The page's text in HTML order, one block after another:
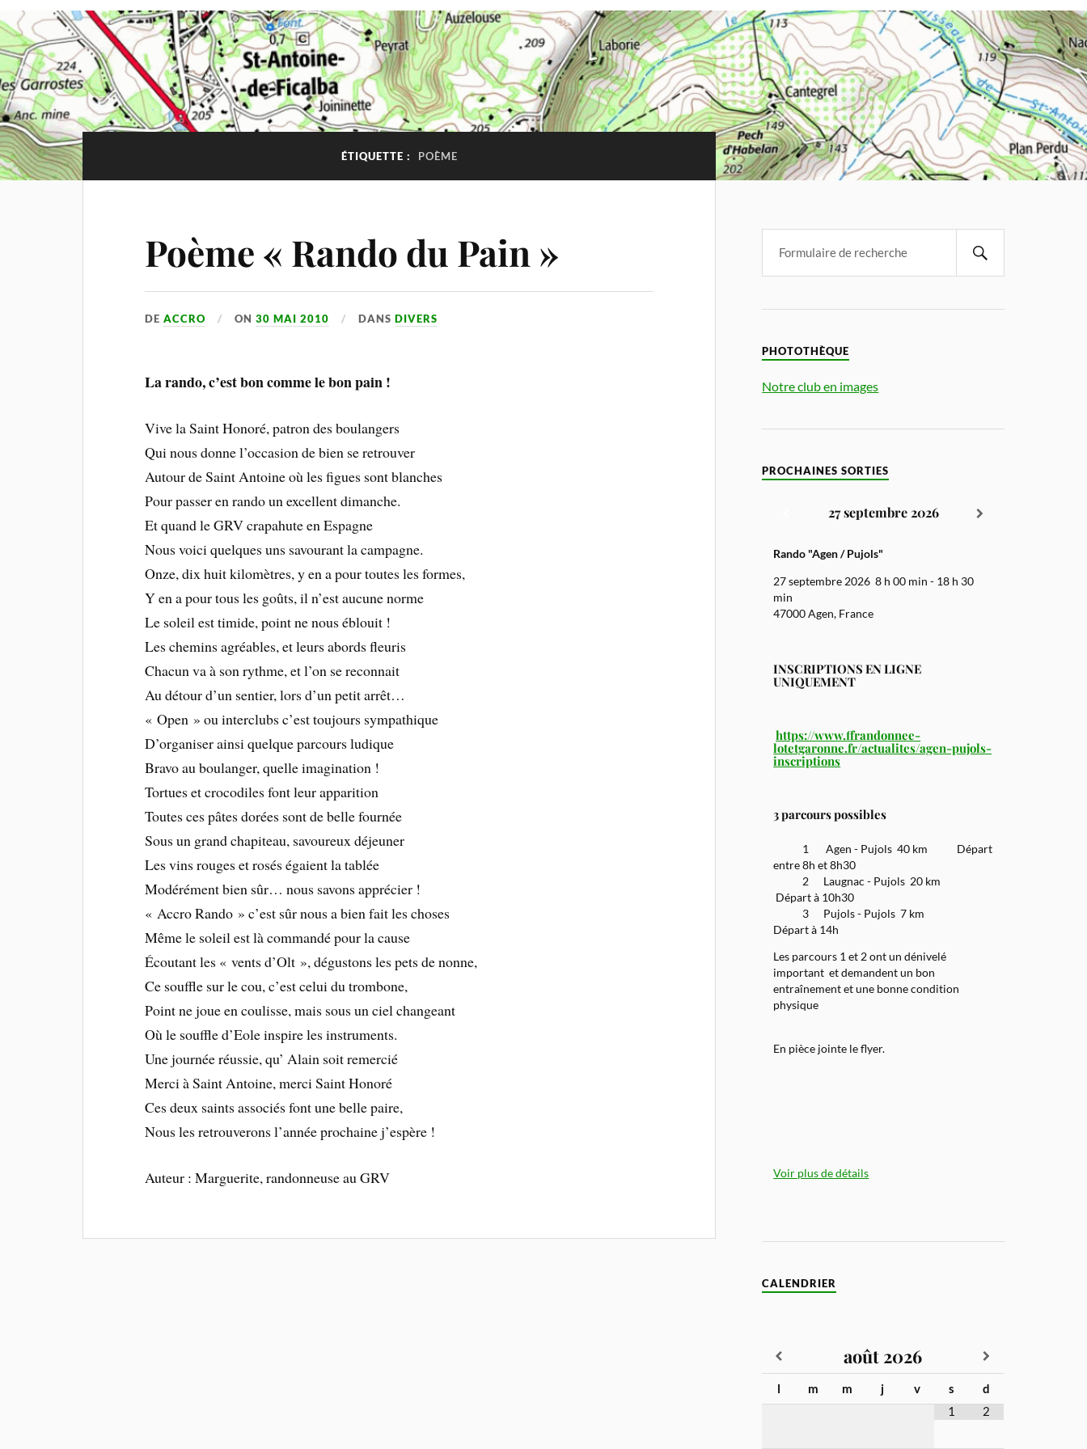
ÉTIQUETTE : POÈME
Poème « Rando du Pain »
DEACCRO ON30 MAI 2010 DANSDIVERS
La rando, c’est bon comme le bon pain !
Vive la Saint Honoré, patron des boulangers
Qui nous donne l’occasion de bien se retrouver
Autour de Saint Antoine où les figues sont blanches
Pour passer en rando un excellent dimanche.
Et quand le GRV crapahute en Espagne
Nous voici quelques uns savourant la campagne.
Onze, dix huit kilomètres, y en a pour toutes les formes,
Y en a pour tous les goûts, il n’est aucune norme
Le soleil est timide, point ne nous éblouit !
Les chemins agréables, et leurs abords fleuris
Chacun va à son rythme, et l’on se reconnait
Au détour d’un sentier, lors d’un petit arrêt…
« Open » ou interclubs c’est toujours sympathique
D’organiser ainsi quelque parcours ludique
Bravo au boulanger, quelle imagination !
Tortues et crocodiles font leur apparition
Toutes ces pâtes dorées sont de belle fournée
Sous un grand chapiteau, savoureux déjeuner
Les vins rouges et rosés égaient la tablée
Modérément bien sûr… nous savons apprécier !
« Accro Rando » c’est sûr nous a bien fait les choses
Même le soleil est là commandé pour la cause
Écoutant les « vents d’Olt », dégustons les pets de nonne,
Ce souffle sur le cou, c’est celui du trombone,
Point ne joue en coulisse, mais sous un ciel changeant
Où le souffle d’Eole inspire les instruments.
Une journée réussie, qu’ Alain soit remercié
Merci à Saint Antoine, merci Saint Honoré
Ces deux saints associés font une belle paire,
Nous les retrouverons l’année prochaine j’espère !
Auteur : Marguerite, randonneuse au GRV
PHOTOTHÈQUE
Notre club en images
PROCHAINES SORTIES
27 septembre 2026
Rando "Agen / Pujols"
27 septembre 2026 8 h 00 min - 18 h 30
min
47000 Agen, France
INSCRIPTIONS EN LIGNE
UNIQUEMENT
https://www.ffrandonnee-
lotetgaronne.fr/actualites/agen-pujols-
inscriptions
3 parcours possibles
1 Agen - Pujols 40 km Départ
entre 8h et 8h30
2 Laugnac - Pujols 20 km
Départ à 10h30
3 Pujols - Pujols 7 km
Départ à 14h
Les parcours 1 et 2 ont un dénivelé
important et demandent un bon
entraînement et une bonne condition
physique
En pièce jointe le flyer.
Voir plus de détails
CALENDRIER
août 2026
l m m j v s
d
1
2